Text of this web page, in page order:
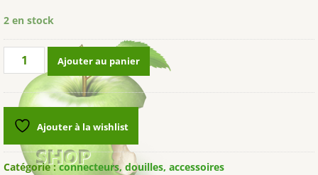
2 en stock
quantité
LUCKY
REPTILE®
Socket
Connector
Ajouter au panier
Ajouter à la wishlist
Catégorie :connecteurs, douilles, accessoires